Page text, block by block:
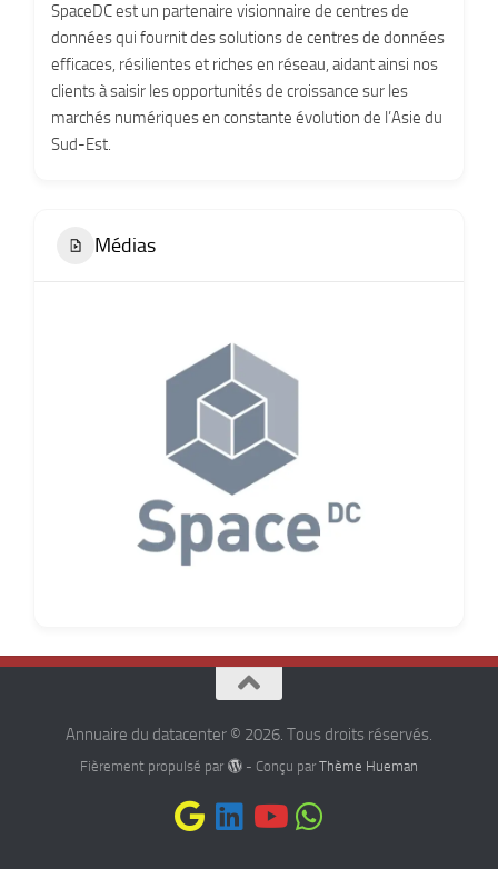
SpaceDC est un partenaire visionnaire de centres de
données qui fournit des solutions de centres de données
efficaces, résilientes et riches en réseau, aidant ainsi nos
clients à saisir les opportunités de croissance sur les
marchés numériques en constante évolution de l’Asie du
Sud-Est.
Médias
Annuaire du datacenter © 2026. Tous droits réservés.
Fièrement propulsé par - Conçu par Thème Hueman